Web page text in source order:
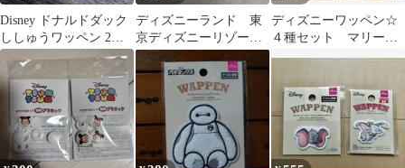
Disney ドナルドダック
ししゅうワッペン 2種
セット
ディズニーランド 東
京ディズニーリゾー
ト ボタン ミッキ
ー
ディズニーワッペン☆
４種セット マリー